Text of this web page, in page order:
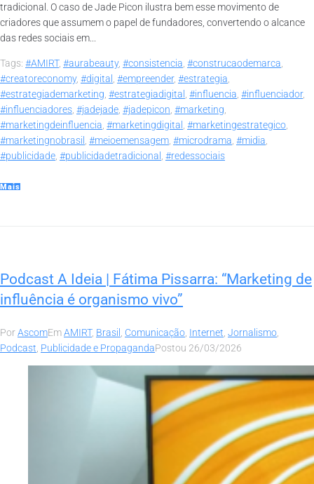
tradicional. O caso de Jade Picon ilustra bem esse movimento de
criadores que assumem o papel de fundadores, convertendo o alcance
das redes sociais em...
Tags: #AMIRT, #aurabeauty, #consistencia, #construcaodemarca,
#creatoreconomy, #digital , #empreender, #estrategia,
#estrategiademarketing, #estrategiadigital , #influencia, #influenciador,
#influenciadores, #jadejade, #jadepicon, #marketing,
#marketingdeinfluencia, #marketingdigital , #marketingestrategico,
#marketingnobrasil , #meioemensagem, #microdrama, #midia,
#publicidade, #publicidadetradicional , #redessociais
Mais
Podcast A Ideia | Fátima Pissarra: “Marketing de
influência é organismo vivo”
PorAscomEmAMIRT, Brasil , Comunicação, Internet, Jornalismo,
Podcast, Publicidade e PropagandaPostou 26/03/2026